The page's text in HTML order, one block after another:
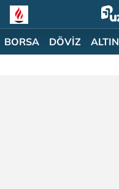
BORSA DÖVİZ ALTIN